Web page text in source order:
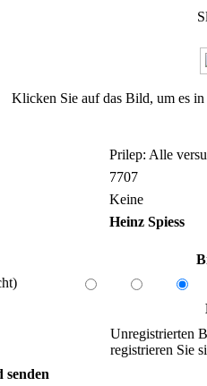
Klicken Sie auf das Bild, um es
Prilep: Alle
7707
Keine
Heinz Spiess
Unregistrierten
registrieren Sie
senden